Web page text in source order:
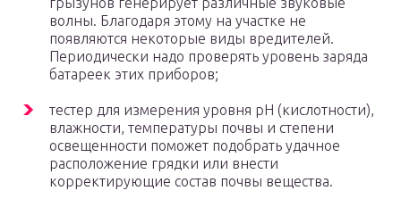
волны. Благодаря этому на участке не
появляются некоторые виды вредителей.
Периодически надо проверять уровень заряда
батареек этих приборов;
тестер для измерения уровня pH (кислотности),
влажности, температуры почвы и степени
освещенности поможет подобрать удачное
расположение грядки или внести
корректирующие состав почвы вещества.